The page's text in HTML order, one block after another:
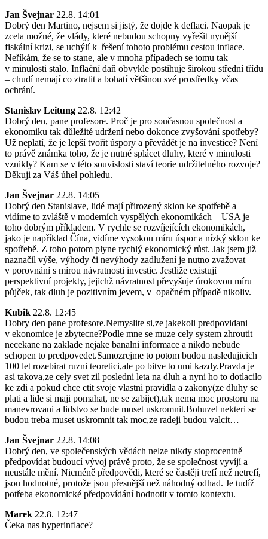
Jan Švejnar 22.8. 14:01
Dobrý den Martino, nejsem si jistý, že dojde k deflaci. Naopak je
zcela možné, že vlády, které nebudou schopny vyřešit nynější
fiskální krizi, se uchýlí k řešení tohoto problému cestou inflace.
Neříkám, že se to stane, ale v mnoha případech se tomu tak
v minulosti stalo. Inflační daň obvykle postihuje širokou střední třídu
– chudí nemají co ztratit a bohatí většinou své prostředky včas
ochrání.
Stanislav Leitung 22.8. 12:42
Dobrý den, pane profesore. Proč je pro současnou společnost a
ekonomiku tak důležité udržení nebo dokonce zvyšování spotřeby?
Už neplatí, že je lepší tvořit úspory a převádět je na investice? Není
to právě známka toho, že je nutné splácet dluhy, které v minulosti
vznikly? Kam se v této souvislosti staví teorie udržitelného rozvoje?
Děkuji za Váš úhel pohledu.
Jan Švejnar 22.8. 14:05
Dobrý den Stanislave, lidé mají přirozený sklon ke spotřebě a
vidíme to zvláště v moderních vyspělých ekonomikách – USA je
toho dobrým příkladem. V rychle se rozvíjejících ekonomikách,
jako je například Čína, vidíme vysokou míru úspor a nízký sklon ke
spotřebě. Z toho potom plyne rychlý ekonomický růst. Jak jsem již
naznačil výše, výhody či nevýhody zadlužení je nutno zvažovat
v porovnání s mírou návratnosti investic. Jestliže existují
perspektivní projekty, jejichž návratnost převyšuje úrokovou míru
půjček, tak dluh je pozitivním jevem, v opačném případě nikoliv.
Kubik 22.8. 12:45
Dobry den pane profesore.Nemyslite si,ze jakekoli predpovidani
v ekonomice je zbytecne?Podle mne se muze cely system zhroutit
necekane na zaklade nejake banalni informace a nikdo nebude
schopen to predpovedet.Samozrejme to potom budou nasledujicich
100 let rozebirat ruzni teoretici,ale po bitve to umi kazdy.Pravda je
asi takova,ze cely svet zil posledni leta na dluh a nyni ho to dotlacilo
ke zdi a pokud chce ctit svoje vlastni pravidla a zakony(ze dluhy se
plati a lide si maji pomahat, ne se zabijet),tak nema moc prostoru na
manevrovani a lidstvo se bude muset uskromnit.Bohuzel nekteri se
budou treba muset uskromnit tak moc,ze radeji budou valcit…
Jan Švejnar 22.8. 14:08
Dobrý den, ve společenských vědách nelze nikdy stoprocentně
předpovídat budoucí vývoj právě proto, že se společnost vyvíjí a
neustále mění. Nicméně předpovědi, které se častěji trefí než netrefí,
jsou hodnotné, protože jsou přesnější než náhodný odhad. Je tudíž
potřeba ekonomické předpovídání hodnotit v tomto kontextu.
Marek 22.8. 12:47
Čeka nas hyperinflace?